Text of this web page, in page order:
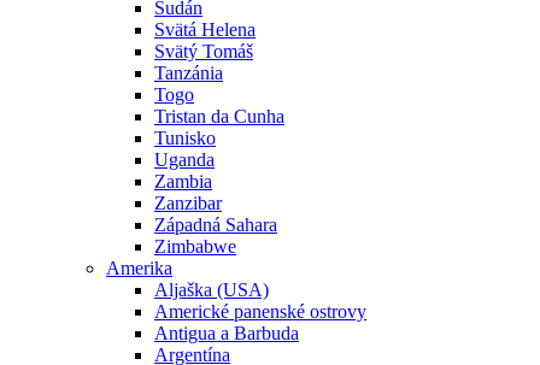
Sudán
Svätá Helena
Svätý Tomáš
Tanzánia
Togo
Tristan da Cunha
Tunisko
Uganda
Zambia
Zanzibar
Západná Sahara
Zimbabwe
Amerika
Aljaška (USA)
Americké panenské ostrovy
Antigua a Barbuda
Argentína